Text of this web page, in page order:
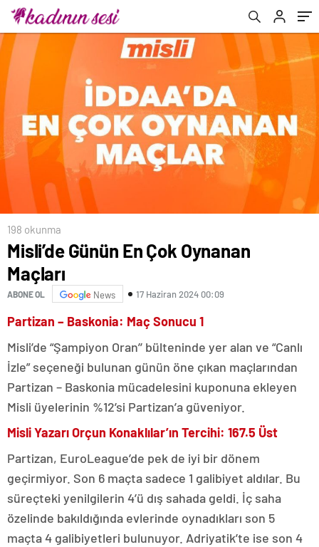
198 okunma
Misli’de Günün En Çok Oynanan
Maçları
ABONE OL News 17 Haziran 2024 00:09
Partizan – Baskonia: Maç Sonucu 1
Misli’de “Şampiyon Oran’’ bülteninde yer alan ve “Canlı
İzle” seçeneği bulunan günün öne çıkan maçlarından
Partizan – Baskonia mücadelesini kuponuna ekleyen
Misli üyelerinin %12’si Partizan’a güveniyor.
Misli Yazarı Orçun Konaklılar’ın Tercihi: 167.5 Üst
Partizan, EuroLeague’de pek de iyi bir dönem
geçirmiyor. Son 6 maçta sadece 1 galibiyet aldılar. Bu
süreçteki yenilgilerin 4’ü dış sahada geldi. İç saha
özelinde bakıldığında evlerinde oynadıkları son 5
maçta 4 galibiyetleri bulunuyor. Adriyatik’te ise son 4